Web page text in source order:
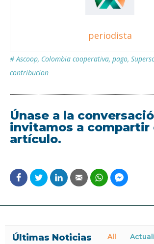
periodista
# Ascoop, Colombia cooperativa, pago,
contribucion
Únase a la
invitamos a compartir
artículo.
Últimas Noticias All